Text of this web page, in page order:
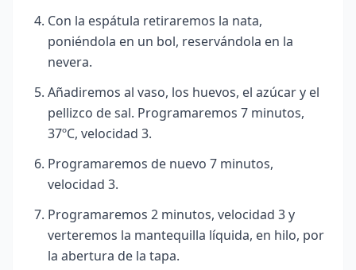
Con la espátula retiraremos la nata,
poniéndola en un bol, reservándola en la
nevera.
Añadiremos al vaso, los huevos, el azúcar y el
pellizco de sal. Programaremos 7 minutos,
37ºC, velocidad 3.
Programaremos de nuevo 7 minutos,
velocidad 3.
Programaremos 2 minutos, velocidad 3 y
verteremos la mantequilla líquida, en hilo, por
la abertura de la tapa.